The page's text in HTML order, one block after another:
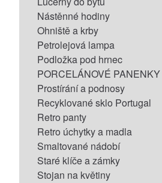
Nástěnné hodiny
Ohniště a krby
Petrolejová lampa
Podložka pod hrnec
PORCELÁNOVÉ PANENKY
Prostírání a podnosy
Recyklované sklo Portugal
Retro panty
Retro úchytky a madla
Smaltované nádobí
Staré klíče a zámky
Stojan na květiny